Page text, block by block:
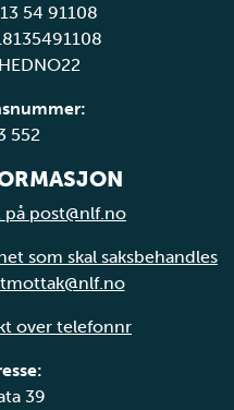
54 91108
552
på post@nlf.no
som skal saksbehandles
over telefonnr
39